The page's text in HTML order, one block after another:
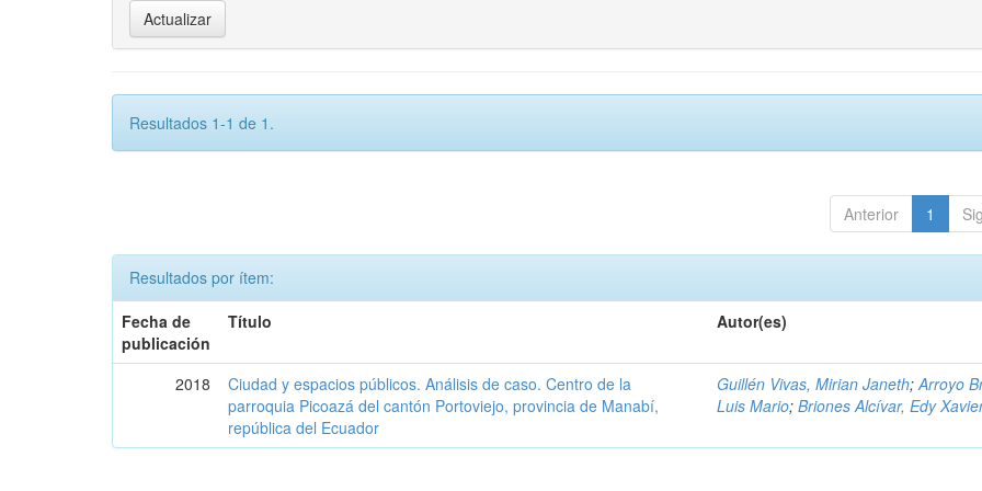
Resultados 1-1 de 1.
Anterior 1
Resultados por ítem:
Fecha de
publicación
Título Autor(es)
2018
Ciudad y espacios públicos. Análisis de caso. Centro de la
parroquia Picoazá del cantón Portoviejo, provincia de Manabí,
república del Ecuador
Guillén Vivas, Mirian Janeth;Arroyo
Luis Mario;Briones Alcívar, Edy